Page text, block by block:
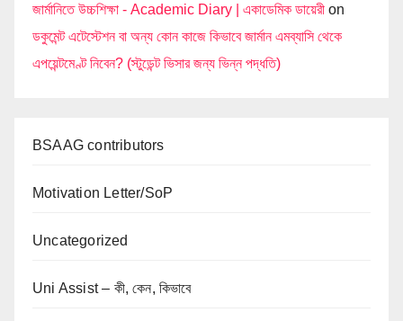
জার্মানিতে উচ্চশিক্ষা - Academic Diary | একাডেমিক ডায়েরী on
ডকুমেন্ট এটেস্টেশন বা অন্য কোন কাজে কিভাবে জার্মান এমব্যাসি থেকে
এপয়েন্টমেণ্ট নিবেন? (স্টুডেন্ট ভিসার জন্য ভিন্ন পদ্ধতি)
BSAAG contributors
Motivation Letter/SoP
Uncategorized
Uni Assist – কী, কেন, কিভাবে